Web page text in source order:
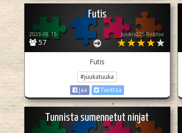
Futis
57
2023-08-15 Juukis225 Roblox
Futis
#juukatuuka
Jaa
Twiittaa
Tunnista sumennetut ninjat